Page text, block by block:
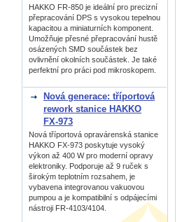
HAKKO FR-850 je ideální pro precizní
přepracování DPS s vysokou tepelnou
kapacitou a miniaturních komponent.
Umožňuje přesné přepracování hustě
osázených SMD součástek bez
ovlivnění okolních součástek. Je také
perfektní pro práci pod mikroskopem.
Nová generace: tříportová
rework stanice HAKKO
FX-973
Nová tříportová opravárenská stanice
HAKKO FX-973 poskytuje vysoký
výkon až 400 W pro moderní opravy
elektroniky. Podporuje až 9 ruček s
širokým teplotním rozsahem, je
vybavena integrovanou vakuovou
pumpou a je kompatibilní s odpájecími
nástroji FR-4103/4104.